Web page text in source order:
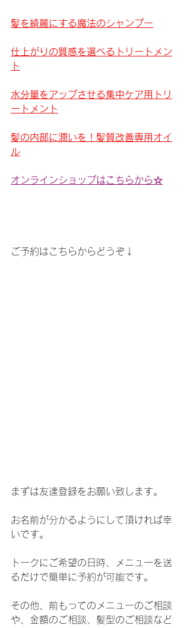
髪を綺麗にする魔法のシャンプー
仕上がりの質感を選べるトリートメン
ト
水分量をアップさせる集中ケア用トリ
ートメント
髪の内部に潤いを！髪質改善専用オイ
ル
オンラインショップはこちらから☆
ご予約はこちらからどうぞ↓
まずは友達登録をお願い致します。
お名前が分かるようにして頂ければ幸
いです。
トークにご希望の日時、メニューを送
るだけで簡単に予約が可能です。
その他、前もってのメニューのご相談
や、金額のご相談、髪型のご相談など